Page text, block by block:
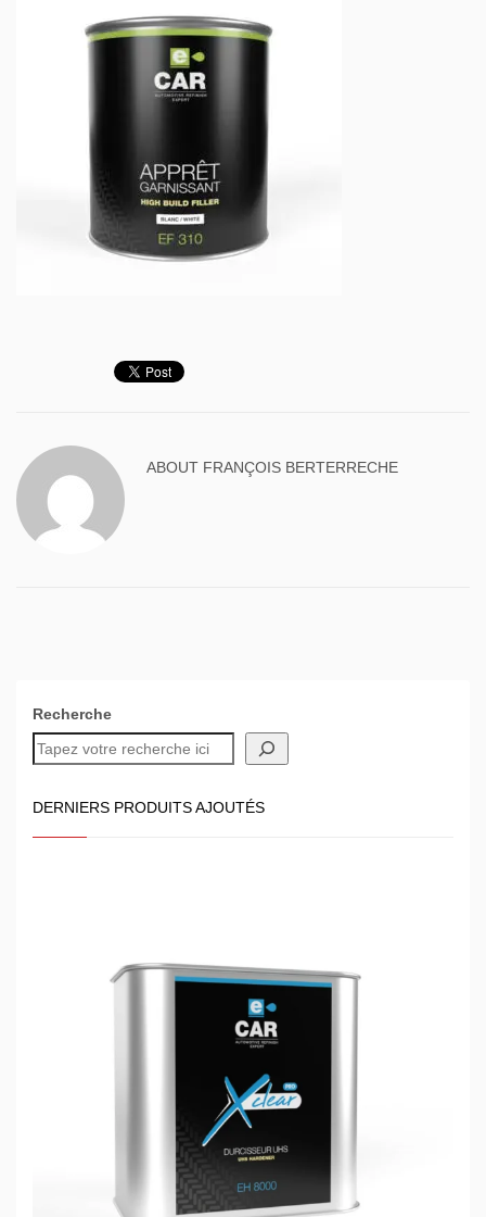
ABOUT FRANÇOIS BERTERRECHE
Recherche
DERNIERS PRODUITS AJOUTÉS